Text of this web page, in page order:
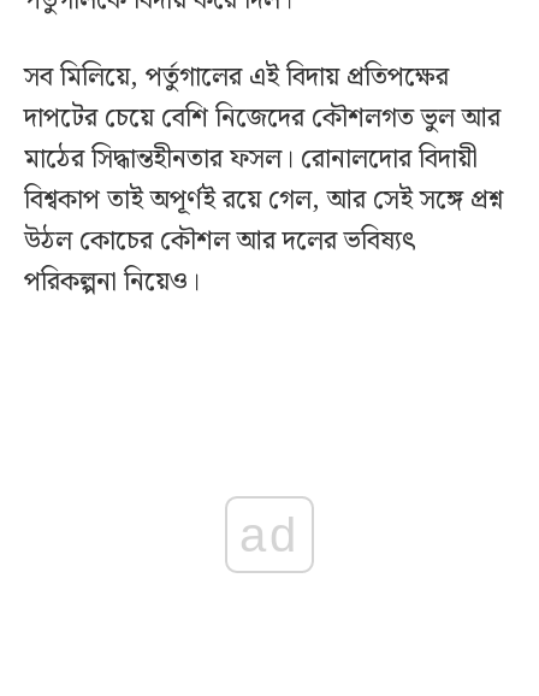
সব মিলিয়ে, পর্তুগালের এই বিদায় প্রতিপক্ষের
দাপটের চেয়ে বেশি নিজেদের কৌশলগত ভুল আর
মাঠের সিদ্ধান্তহীনতার ফসল। রোনালদোর বিদায়ী
বিশ্বকাপ তাই অপূর্ণই রয়ে গেল, আর সেই সঙ্গে প্রশ্ন
উঠল কোচের কৌশল আর দলের ভবিষ্যৎ
পরিকল্পনা নিয়েও।
ad